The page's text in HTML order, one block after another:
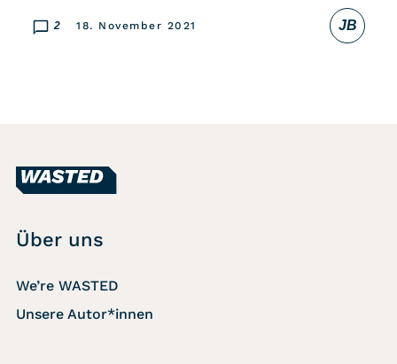
JB
2 18. November 2021
Über uns
We’re WASTED
Unsere Autor*innen